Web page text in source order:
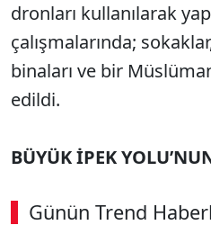
dronları kullanılarak
çalışmalarında;
binaları ve bir
edildi.
BÜYÜK İPEK
Günün Trend